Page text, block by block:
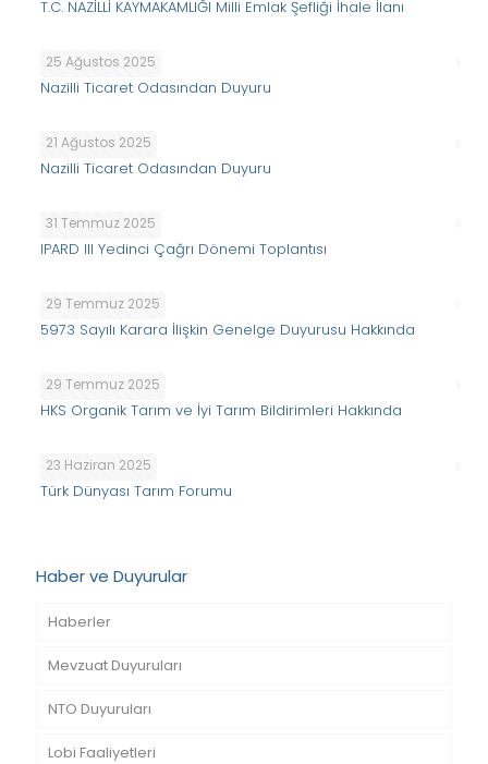
T.C. NAZİLLİ KAYMAKAMLIĞI Milli Emlak Şefliği İhale İlanı
25 Ağustos 2025
Nazilli Ticaret Odasından Duyuru
21 Ağustos 2025
Nazilli Ticaret Odasından Duyuru
31 Temmuz 2025
IPARD III Yedinci Çağrı Dönemi Toplantısı
29 Temmuz 2025
5973 Sayılı Karara İlişkin Genelge Duyurusu Hakkında
29 Temmuz 2025
HKS Organik Tarım ve İyi Tarım Bildirimleri Hakkında
23 Haziran 2025
Türk Dünyası Tarım Forumu
Haber ve Duyurular
Haberler
Mevzuat Duyuruları
NTO Duyuruları
Lobi Faaliyetleri